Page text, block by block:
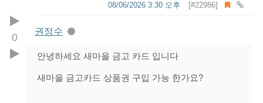
0
[#22986]
08/06/2026 3:30 오후
권정수
안녕하세요 새마을 금고 카드 입니다
새마을 금고카드 상품권 구입 가능 한가요?